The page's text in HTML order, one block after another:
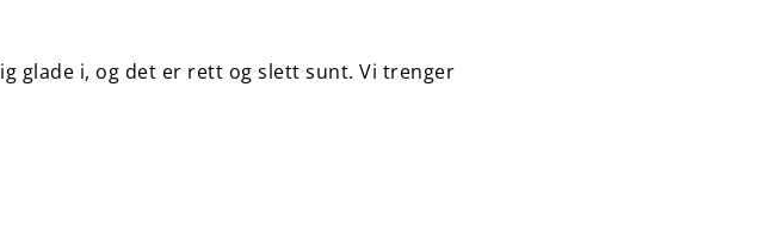
glade i, og det er rett og slett sunt. Vi trenger